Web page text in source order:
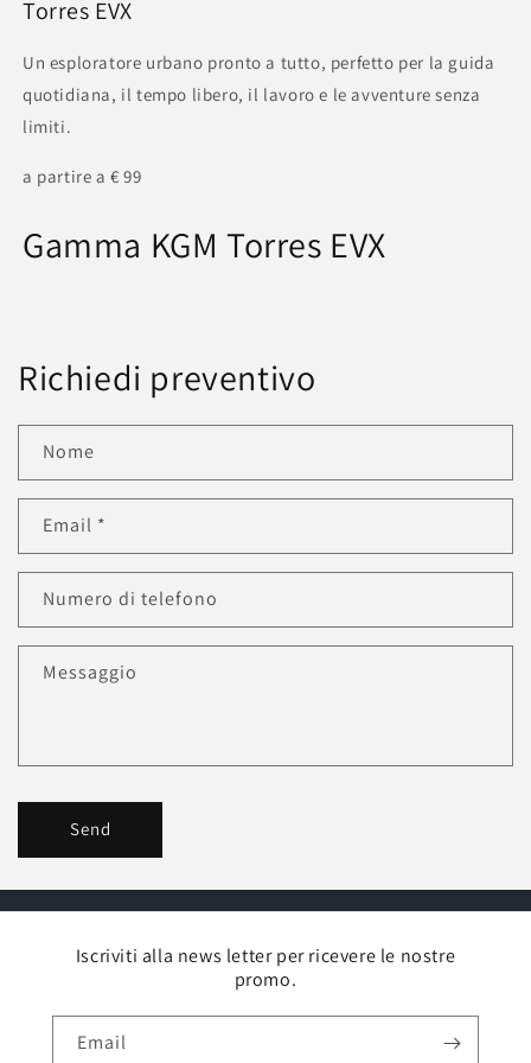
Torres EVX
Un esploratore urbano pronto a tutto, perfetto per la guida
quotidiana, il tempo libero, il lavoro e le avventure senza
limiti.
a partire a € 99
Gamma KGM Torres EVX
Richiedi preventivo
Nome
Email *
Numero di telefono
Messaggio
Send
Iscriviti alla news letter per ricevere le nostre
promo.
Email